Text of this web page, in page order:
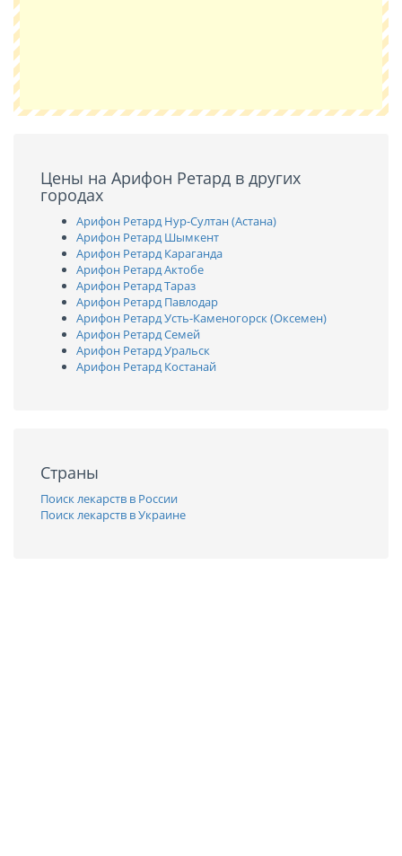
Цены на Арифон Ретард в других
городах
Арифон Ретард Нур-Султан (Астана)
Арифон Ретард Шымкент
Арифон Ретард Караганда
Арифон Ретард Актобе
Арифон Ретард Тараз
Арифон Ретард Павлодар
Арифон Ретард Усть-Каменогорск (Оксемен)
Арифон Ретард Семей
Арифон Ретард Уральск
Арифон Ретард Костанай
Страны
Поиск лекарств в России
Поиск лекарств в Украине